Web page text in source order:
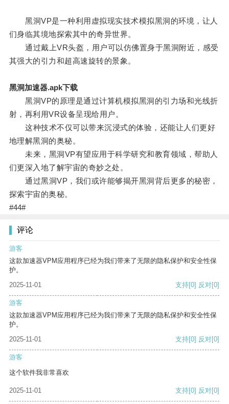
黑洞VP是一种利用虚拟现实技术模拟黑洞的环境，让人
们身临其境地探索其中的奇异世界。
通过戴上VR头盔，用户可以仿佛置身于黑洞附近，感受
其强大的引力和超高速旋转的景象。
黑洞加速器.apk下载
黑洞VP的原理是通过计算机模拟黑洞的引力场和光线折
射，再利用VR设备呈现给用户。
这种技术不仅可以带来沉浸式的体验，还能让人们更好
地理解黑洞的奥秘。
未来，黑洞VP有望应用于科学研究和教育领域，帮助人
们更深入地了解宇宙的奇妙之处。
通过黑洞VP，我们或许能够揭开黑洞背后更多的秘密，
探索宇宙的奥秘。
#44#
评论
游客
这款加速器VPM应用程序已经为我们带来了无限的隐私保护和安全性保
护。
2025-11-01
支持[0] 反对[0]
游客
这款加速器VPM应用程序已经为我们带来了无限的隐私保护和安全性保
护。
2025-11-01
支持[0] 反对[0]
游客
这个软件我非常喜欢
2025-11-01 支持[0] 反对[0]